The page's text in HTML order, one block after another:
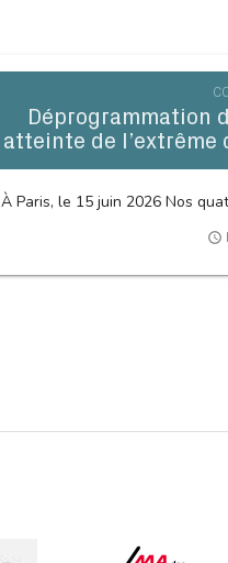
Déprogrammation
atteinte de
À Paris, le 15 juin 2026 Nos
access_time